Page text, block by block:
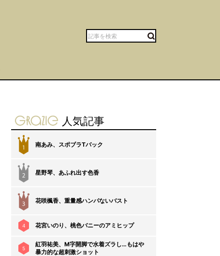
gravure-grazie
人気記事
1 南あみ、スポブラTバック
星野琴、あふれ出す色香
花咲楓香、重量感ハンパないバスト
4 花宮いのり、桃色バニーのアミヒップ
5
紅羽祐美、M字開脚で水着ズラし…もはや
暴力的な超刺激ショット